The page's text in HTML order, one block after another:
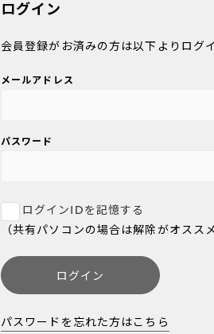
ログイン
会員登録がお済みの方は以下よりログ
メールアドレス
パスワード
ログインIDを記憶する
（共有パソコンの場合は解除がオスス
ログイン
パスワードを忘れた方はこちら